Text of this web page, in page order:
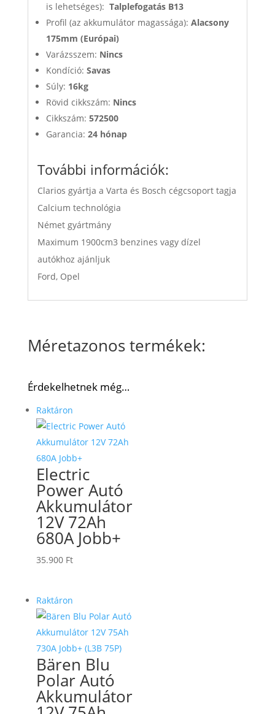
is lehetséges): Talplefogatás B13
Profil (az akkumulátor magassága): Alacsony
175mm (Európai)
Varázsszem: Nincs
Kondíció: Savas
Súly: 16kg
Rövid cikkszám: Nincs
Cikkszám: 572500
Garancia: 24 hónap
További információk:
Clarios gyártja a Varta és Bosch cégcsoport tagja
Calcium technológia
Német gyártmány
Maximum 1900cm3 benzines vagy dízel
autókhoz ajánljuk
Ford, Opel
Méretazonos termékek:
Érdekelhetnek még…
Raktáron
Electric
Power Autó
Akkumulátor
12V 72Ah
680A Jobb+
35.900 Ft
Raktáron
Bären Blu
Polar Autó
Akkumulátor